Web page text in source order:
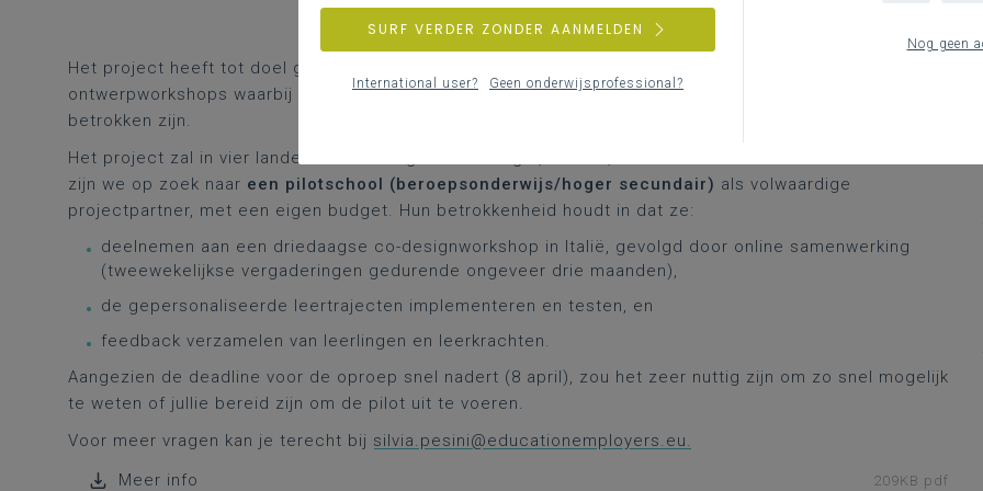
Het project heeft tot doel gepersonaliseerde leertrajecten te ontwikkelen en te testen via co-
ontwerpworkshops waarbij leerlingen, leerkrachten, leden van de gemeenschap en overheidsinstanties
betrokken zijn.
Het project zal in vier landen worden uitgevoerd: België, Finland, Italië en Litouwen. Voor Vlaanderen
zijn we op zoek naar een pilotschool (beroepsonderwijs/hoger secundair) als volwaardige
projectpartner, met een eigen budget. Hun betrokkenheid houdt in dat ze:
deelnemen aan een driedaagse co-designworkshop in Italië, gevolgd door online samenwerking
(tweewekelijkse vergaderingen gedurende ongeveer drie maanden),
de gepersonaliseerde leertrajecten implementeren en testen, en
feedback verzamelen van leerlingen en leerkrachten.
Aangezien de deadline voor de oproep snel nadert (8 april), zou het zeer nuttig zijn om zo snel mogelijk
te weten of jullie bereid zijn om de pilot uit te voeren.
Voor meer vragen kan je terecht bij silvia.pesini@educationemployers.eu.
Meer info
209KB pdf
Nog geen
SURF VERDER ZONDER AANMELDEN
International user? Geen onderwijsprofessional?